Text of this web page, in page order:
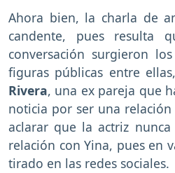
Ahora bien, la charla de
candente, pues resulta
conversación surgieron
figuras públicas entre ellas,
Rivera, una ex pareja que
noticia por ser una
aclarar que la actriz
relación con Yina, pues en
tirado en las redes sociales.